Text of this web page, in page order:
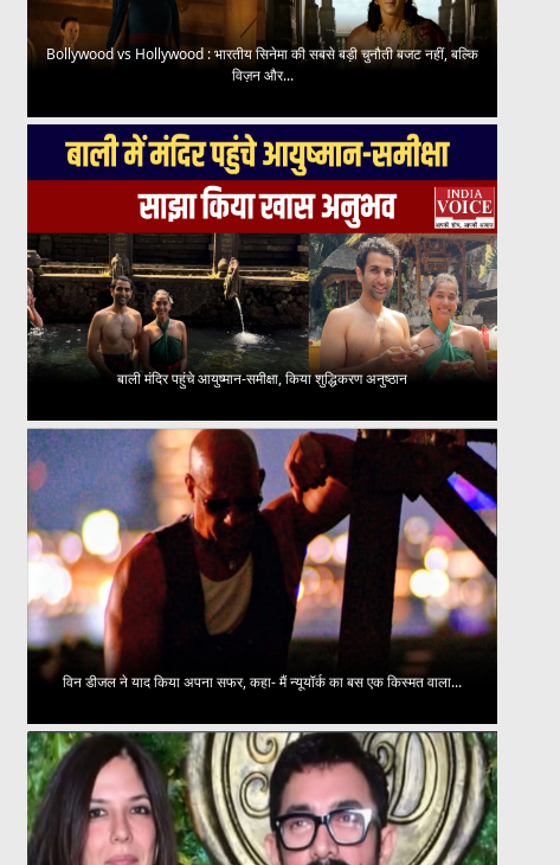
Bollywood vs Hollywood : भारतीय सिनेमा की सबसे बड़ी चुनौती बजट नहीं, बल्कि
विज़न और...
बाली मंदिर पहुंचे आयुष्मान-समीक्षा, किया शुद्धिकरण अनुष्ठान
विन डीजल ने याद किया अपना सफर, कहा- मैं न्यूयॉर्क का बस एक किस्मत वाला...